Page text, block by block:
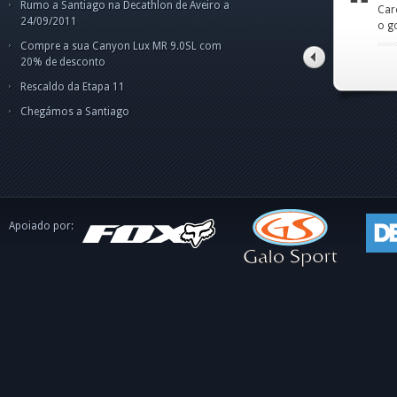
Rumo a Santiago na Decathlon de Aveiro a
24/09/2011
Compre a sua Canyon Lux MR 9.0SL com
20% de desconto
Rescaldo da Etapa 11
Chegámos a Santiago
Amigo Norberto,fiquei
tito alves pinto
o
Apoiado por: